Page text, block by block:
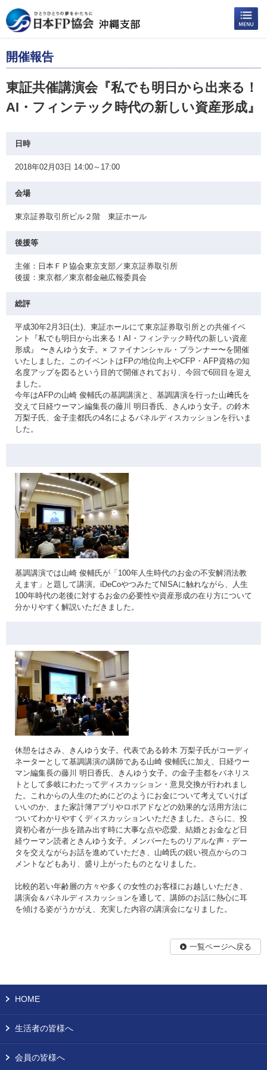
開催報告
東証共催講演会『私でも明日から出来る！
AI・フィンテック時代の新しい資産形成』
日時
2018年02月03日 14:00～17:00
会場
東京証券取引所ビル２階 東証ホール
後援等
主催：日本ＦＰ協会東京支部／東京証券取引所
後援：東京都／東京都金融広報委員会
総評
平成30年2月3日(土)、東証ホールにて東京証券取引所との共催イベ
ント『私でも明日から出来る！AI・フィンテック時代の新しい資産
形成』 〜きんゆう女子。× ファイナンシャル・プランナー〜を開催
いたしました。このイベントはFPの地位向上やCFP・AFP資格の知
名度アップを図るという目的で開催されており、今回で6回目を迎え
ました。
今年はAFPの山崎 俊輔氏の基調講演と、基調講演を行った山﨑氏を
交えて日経ウーマン編集長の藤川 明日香氏、きんゆう女子。の鈴木
万梨子氏、金子圭都氏の4名によるパネルディスカッションを行いま
した。
基調講演では山崎 俊輔氏が「100年人生時代のお金の不安解消法教
えます」と題して講演。iDeCoやつみたてNISAに触れながら、人生
100年時代の老後に対するお金の必要性や資産形成の在り方について
分かりやすく解説いただきました。
休憩をはさみ、きんゆう女子。代表である鈴木 万梨子氏がコーディ
ネーターとして基調講演の講師である山崎 俊輔氏に加え、日経ウー
マン編集長の藤川 明日香氏、きんゆう女子。の金子圭都をパネリス
トとして多岐にわたってディスカッション・意見交換が行われまし
た。これからの人生のためにどのようにお金について考えていけば
いいのか、また家計簿アプリやロボアドなどの効果的な活用方法に
ついてわかりやすくディスカッションいただきました。さらに、投
資初心者が一歩を踏み出す時に大事な点や恋愛、結婚とお金など日
経ウーマン読者ときんゆう女子。メンバーたちのリアルな声・デー
タを交えながらお話を進めていただき、山崎氏の鋭い視点からのコ
メントなどもあり、盛り上がったものとなりました。
比較的若い年齢層の方々や多くの女性のお客様にお越しいただき、
講演会＆パネルディスカッションを通して、講師のお話に熱心に耳
を傾ける姿がうかがえ、充実した内容の講演会になりました。
一覧ページへ戻る
HOME
生活者の皆様へ
会員の皆様へ